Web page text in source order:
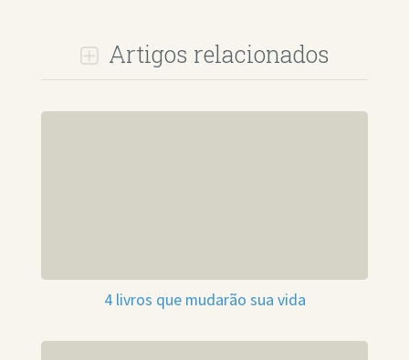
Artigos relacionados
4 livros que mudarão sua vida